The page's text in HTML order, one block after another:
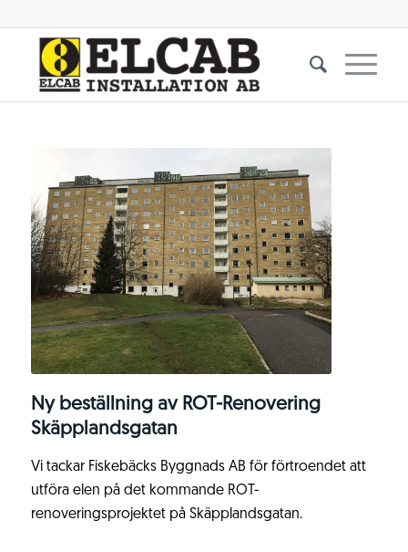
Ny beställning av ROT-Renovering
Skäpplandsgatan
Vi tackar Fiskebäcks Byggnads AB för förtroendet att
utföra elen på det kommande ROT-
renoveringsprojektet på Skäpplandsgatan.